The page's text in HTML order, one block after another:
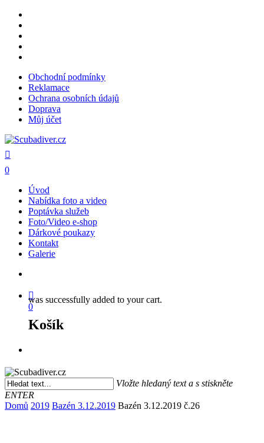
Skip
main
content
Obchodní podmínky
Reklamace
Ochrana osobních údajů
Doprava
Můj účet
search
0
Úvod
Nabídka foto a video
Poptávka služeb
Foto/Video e-shop
Dárkové poukazy
Kontakt
Galerie
0
was successfully added to your cart.
Košík
Vložte hledaný text a s stiskněte
ENTER
Close
Domů 2019 Bazén 3.12.2019 Bazén 3.12.2019 č.26